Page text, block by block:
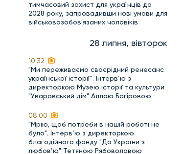
тимчасовий захист для українців до
2028 року, запровадивши нові умови для
військовозобов'язаних чоловіків
28 липня, вівторок
10:32
"Ми переживаємо своєрідний ренесанс
української історії". Інтерв’ю з
директоркою Музею історії та культури
"Уваровський дім" Аллою Багіровою
08:00
"Мрію, щоб потреби в нашій роботі не
було". Інтерв’ю з директоркою
благодійного фонду "До України з
любов’ю" Тетяною Рябоволовою